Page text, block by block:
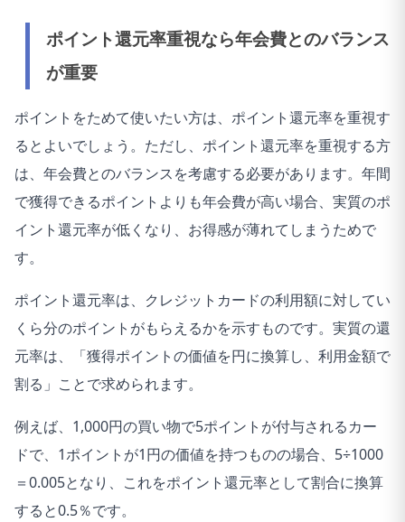
ポイント還元率重視なら年会費とのバランス
が重要
ポイントをためて使いたい方は、ポイント還元率を重視す
るとよいでしょう。ただし、ポイント還元率を重視する方
は、年会費とのバランスを考慮する必要があります。年間
で獲得できるポイントよりも年会費が高い場合、実質のポ
イント還元率が低くなり、お得感が薄れてしまうためで
す。
ポイント還元率は、クレジットカードの利用額に対してい
くら分のポイントがもらえるかを示すものです。実質の還
元率は、「獲得ポイントの価値を円に換算し、利用金額で
割る」ことで求められます。
例えば、1,000円の買い物で5ポイントが付与されるカー
ドで、1ポイントが1円の価値を持つものの場合、5÷1000
＝0.005となり、これをポイント還元率として割合に換算
すると0.5％です。